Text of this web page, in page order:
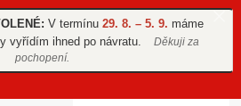
V termínu 29. 8. – 5. 9. máme
vyřídím ihned po návratu.
Děkuji za
pochopení.